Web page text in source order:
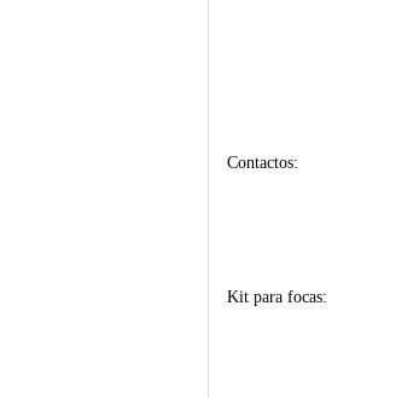
Contactos:
Kit para focas: